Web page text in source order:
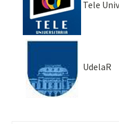
Tele
UdelaR